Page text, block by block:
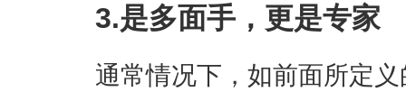
3.是多面手，更是专家
通常情况下，如前面所定